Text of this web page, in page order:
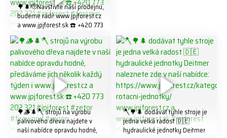
🌳🌲🫡Navštivte naší prodejnu,
budeme rádi! www.jpjforest.cz
a www.jpjforest.sk ☎️ +420 773
#biojack #regon #vahvajussi
🌳🪵🌲🪓 strojů na výrobu
palivového dřeva najdete v
naší nabídce opravdu hodně,
🪓🌳🌲 dodávat tyhle stroje je
jedna velká radost 🇩🇪
hydraulické jednotky Deitmer